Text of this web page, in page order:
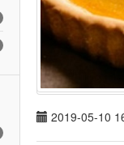
2019-05-10